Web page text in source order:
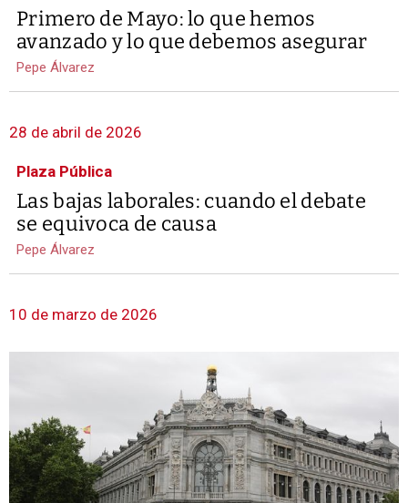
Primero de Mayo: lo que hemos
avanzado y lo que debemos asegurar
Pepe Álvarez
28 de abril de 2026
Plaza Pública
Las bajas laborales: cuando el debate
se equivoca de causa
Pepe Álvarez
10 de marzo de 2026